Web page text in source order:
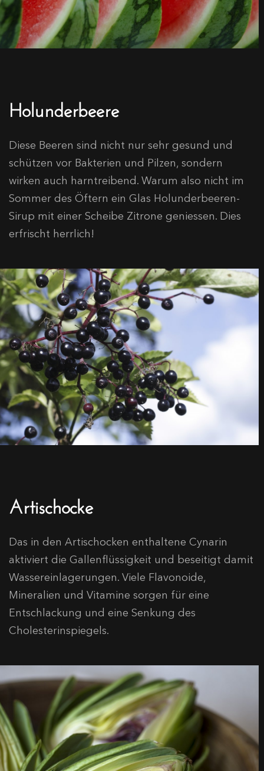
Holunderbeere
Diese Beeren sind nicht nur sehr gesund und
schützen vor Bakterien und Pilzen, sondern
wirken auch harntreibend. Warum also nicht im
Sommer des Öftern ein Glas Holunderbeeren-
Sirup mit einer Scheibe Zitrone geniessen. Dies
erfrischt herrlich!
Artischocke
Das in den Artischocken enthaltene Cynarin
aktiviert die Gallenflüssigkeit und beseitigt damit
Wassereinlagerungen. Viele Flavonoide,
Mineralien und Vitamine sorgen für eine
Entschlackung und eine Senkung des
Cholesterinspiegels.